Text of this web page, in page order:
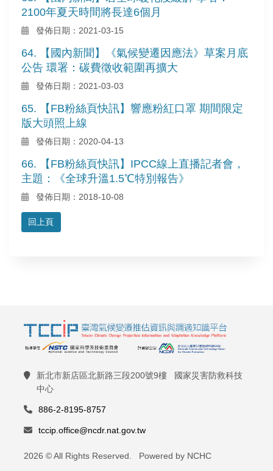
2100年夏天時間將長達6個月
發佈日期：2021-03-15
64. 【國內新聞】《氣候變遷因應法》草案月底
公告 環署：碳費徵收範圍再擴大
發佈日期：2021-03-03
65. 【FB粉絲頁快訊】響應粉紅口罩 期間限定
版大頭照上線
發佈日期：2020-04-13
66. 【FB粉絲頁快訊】IPCC線上直播記者會，
主題：《全球升溫1.5℃特別報告》
發佈日期：2018-10-08
回上頁
新北市新店區北新路三段200號9樓 國家災害防救科技
中心
886-2-8195-8757
tccip.office@ncdr.nat.gov.tw
2026 © All Rights Reserved. Powered by NCHC